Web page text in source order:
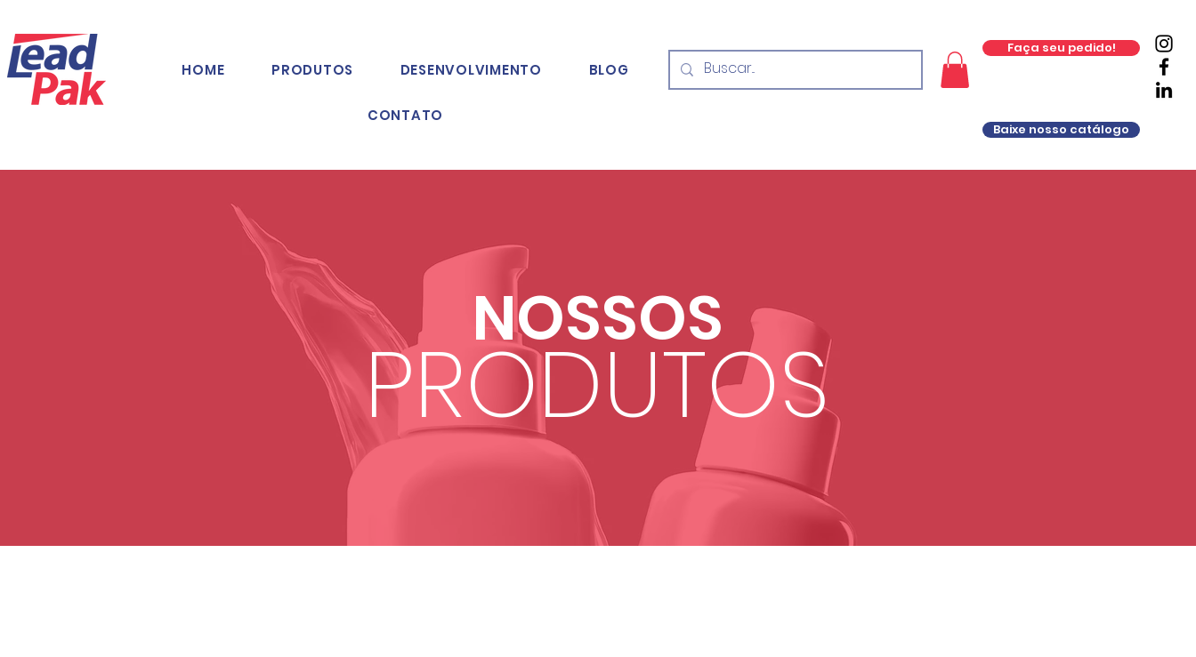
HOME PRODUTOS DESENVOLVIMENTO BLOG
CONTATO
Faça seu pedido!
Baixe nosso catálogo
NOSSOS
PRODUTOS